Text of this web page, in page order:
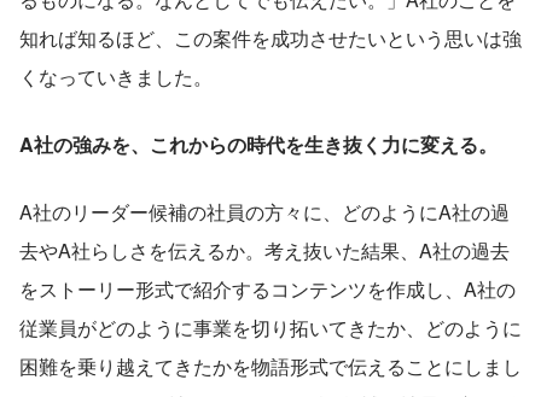
知れば知るほど、この案件を成功させたいという思いは強
くなっていきました。
A社の強みを、これからの時代を生き抜く力に変える。
A社のリーダー候補の社員の方々に、どのようにA社の過
去やA社らしさを伝えるか。考え抜いた結果、A社の過去
をストーリー形式で紹介するコンテンツを作成し、A社の
従業員がどのように事業を切り拓いてきたか、どのように
困難を乗り越えてきたかを物語形式で伝えることにしまし